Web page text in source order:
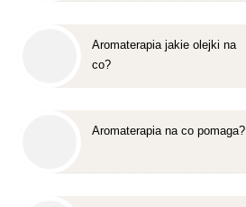
Aromaterapia jakie olejki na
co?
Aromaterapia na co pomaga?